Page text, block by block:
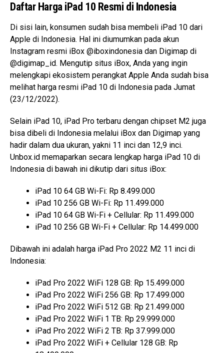
Daftar Harga iPad 10 Resmi di Indonesia
Di sisi lain, konsumen sudah bisa membeli iPad 10 dari
Apple di Indonesia. Hal ini diumumkan pada akun
Instagram resmi iBox @iboxindonesia dan Digimap di
@digimap_id. Mengutip situs iBox, Anda yang ingin
melengkapi ekosistem perangkat Apple Anda sudah bisa
melihat harga resmi iPad 10 di Indonesia pada Jumat
(23/12/2022).
Selain iPad 10, iPad Pro terbaru dengan chipset M2 juga
bisa dibeli di Indonesia melalui iBox dan Digimap yang
hadir dalam dua ukuran, yakni 11 inci dan 12,9 inci.
Unbox.id memaparkan secara lengkap harga iPad 10 di
Indonesia di bawah ini dikutip dari situs iBox:
iPad 10 64 GB Wi-Fi: Rp 8.499.000
iPad 10 256 GB Wi-Fi: Rp 11.499.000
iPad 10 64 GB Wi-Fi + Cellular: Rp 11.499.000
iPad 10 256 GB Wi-Fi + Cellular: Rp 14.499.000
Dibawah ini adalah harga iPad Pro 2022 M2 11 inci di
Indonesia:
iPad Pro 2022 WiFi 128 GB: Rp 15.499.000
iPad Pro 2022 WiFi 256 GB: Rp 17.499.000
iPad Pro 2022 WiFi 512 GB: Rp 21.499.000
iPad Pro 2022 WiFi 1 TB: Rp 29.999.000
iPad Pro 2022 WiFi 2 TB: Rp 37.999.000
iPad Pro 2022 WiFi + Cellular 128 GB: Rp